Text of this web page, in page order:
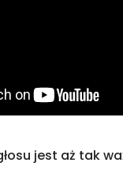
jest aż tak